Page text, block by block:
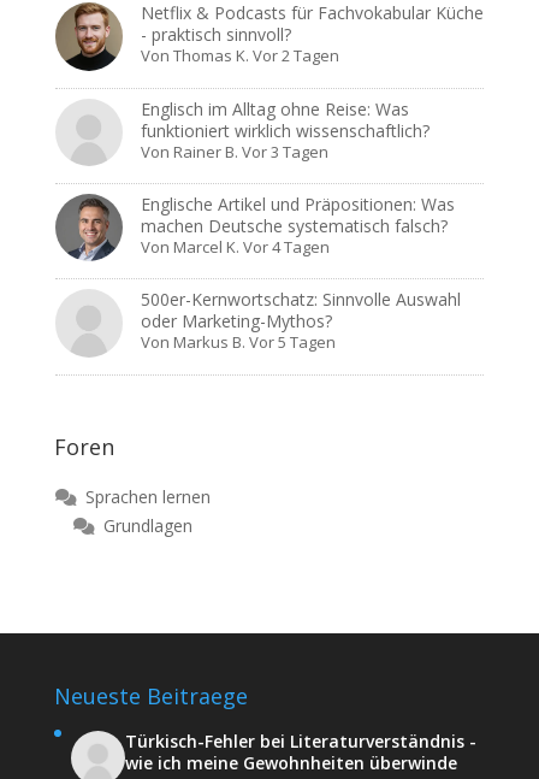
Netflix & Podcasts für Fachvokabular Küche
- praktisch sinnvoll?
VonThomas K. Vor 2 Tagen
Englisch im Alltag ohne Reise: Was
funktioniert wirklich wissenschaftlich?
Von Rainer B. Vor 3 Tagen
Englische Artikel und Präpositionen: Was
machen Deutsche systematisch falsch?
Von Marcel K. Vor 4 Tagen
500er-Kernwortschatz: Sinnvolle Auswahl
oder Marketing-Mythos?
Von Markus B. Vor 5 Tagen
Foren
Sprachen lernen
Grundlagen
Neueste Beitraege
Türkisch-Fehler bei Literaturverständnis -
wie ich meine Gewohnheiten überwinde